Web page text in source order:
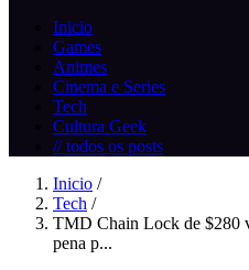
Inicio
Games
Animes
Cinema e Series
Tech
Cultura Geek
// todos os posts
Inicio /
Tech /
TMD Chain Lock de $280
pena p...